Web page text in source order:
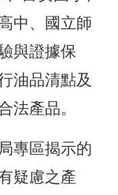
中、國立師
與證據保
油品清點及
法產品。
專區揭示的
疑慮之產